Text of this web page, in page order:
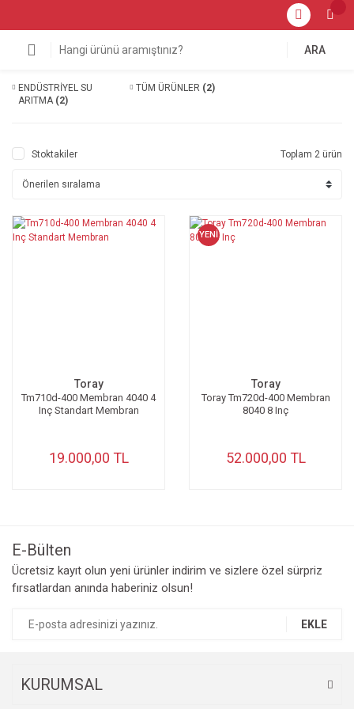
ARA
ENDÜSTRİYEL SU
ARITMA (2)
TÜM ÜRÜNLER (2)
Stoktakiler Toplam 2 ürün
Toray
Tm710d-400 Membran 4040 4
Inç Standart Membran
19.000,00 TL
YENİ
Toray
Toray Tm720d-400 Membran
8040 8 Inç
52.000,00 TL
E-Bülten
Ücretsiz kayıt olun yeni ürünler indirim ve sizlere özel sürpriz
fırsatlardan anında haberiniz olsun!
EKLE
KURUMSAL